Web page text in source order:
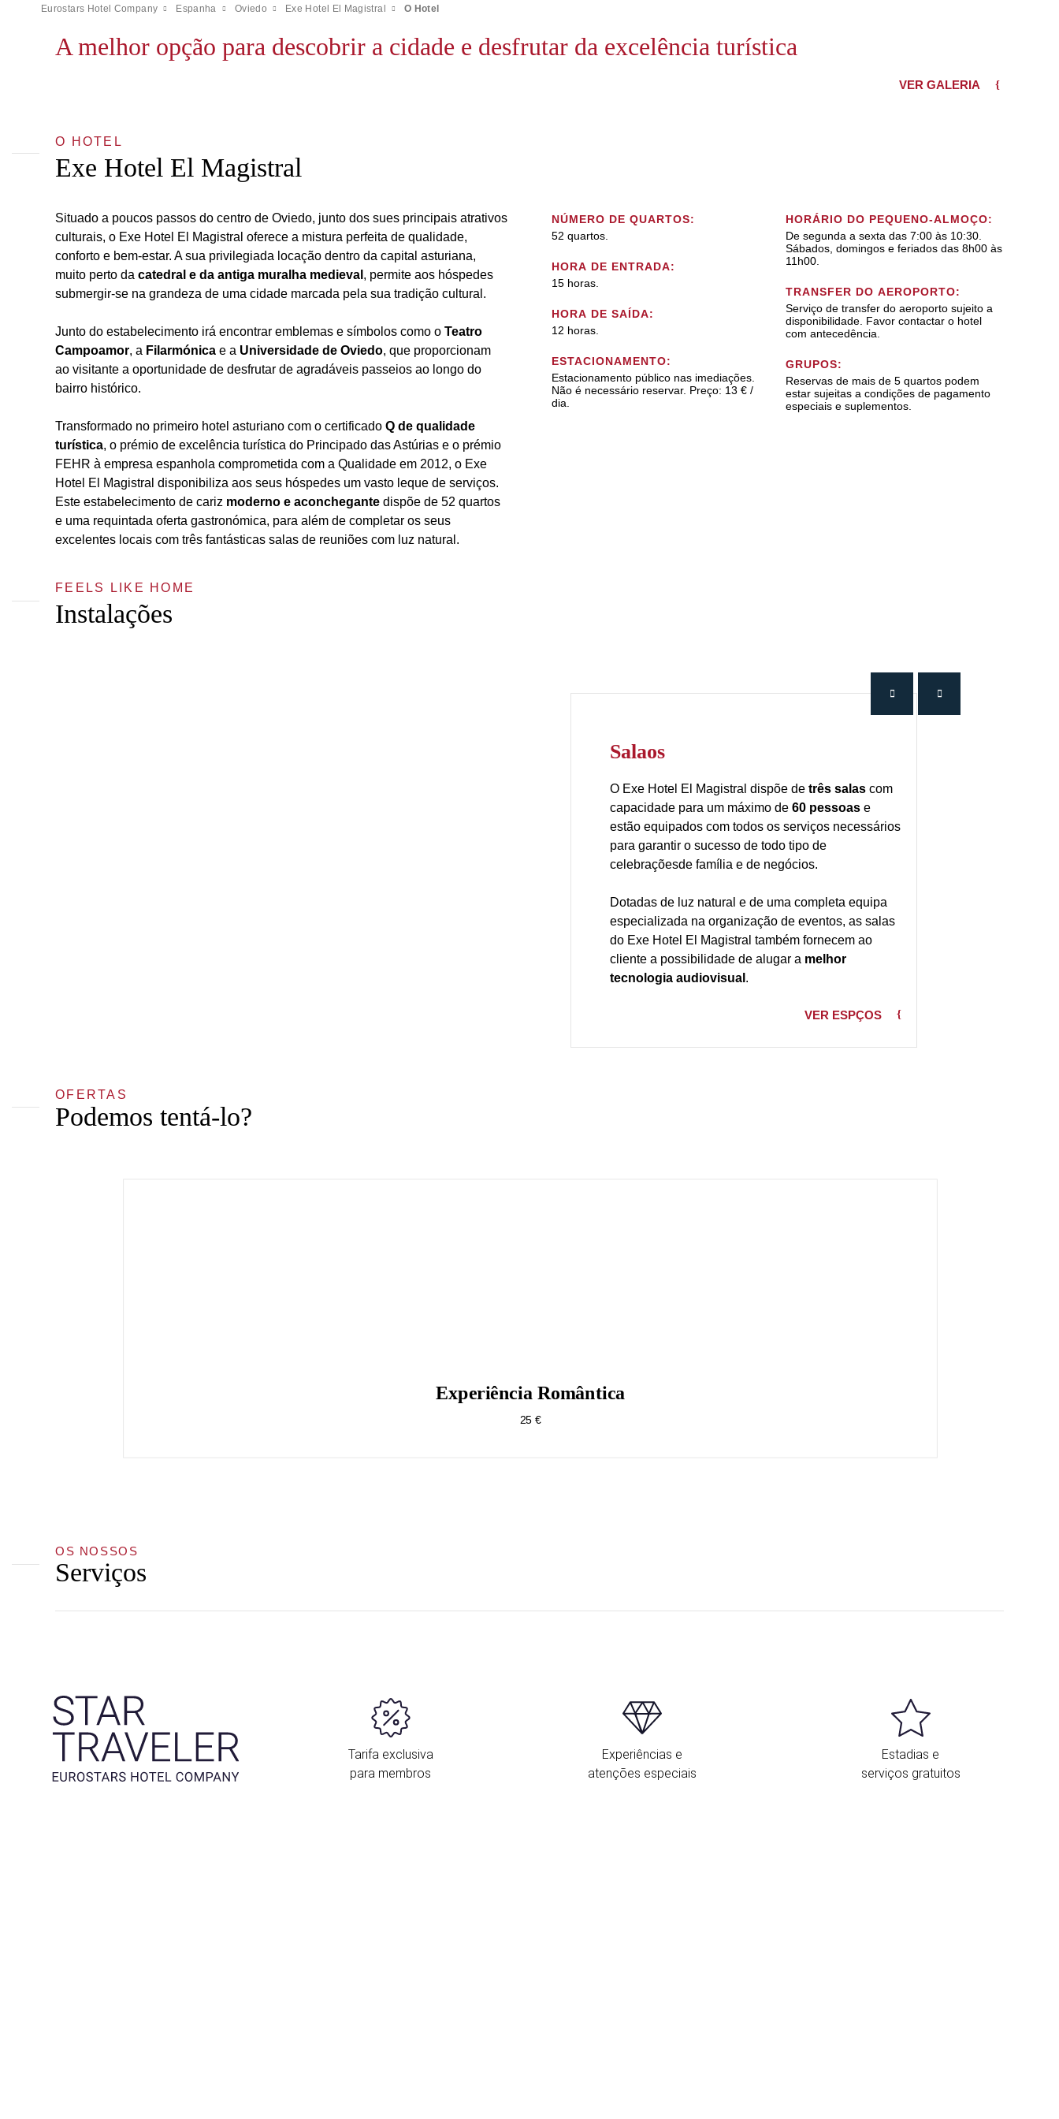
Eurostars Hotel Company Espanha Oviedo Exe Hotel El Magistral O Hotel
A melhor opção para descobrir a cidade e desfrutar da excelência turística
VER GALERIA
O HOTEL
Exe Hotel El Magistral
Situado a poucos passos do centro de Oviedo, junto dos sues principais atrativos
culturais, o Exe Hotel El Magistral oferece a mistura perfeita de qualidade,
conforto e bem-estar. A sua privilegiada locação dentro da capital asturiana,
muito perto da catedral e da antiga muralha medieval , permite aos hóspedes
submergir-se na grandeza de uma cidade marcada pela sua tradição cultural.
Junto do estabelecimento irá encontrar emblemas e símbolos como o Teatro
Campoamor, a Filarmónica e a Universidade de Oviedo, que proporcionam
ao visitante a oportunidade de desfrutar de agradáveis passeios ao longo do
bairro histórico.
Transformado no primeiro hotel asturiano com o certificado Q de qualidade
turística, o prémio de excelência turística do Principado das Astúrias e o prémio
FEHR à empresa espanhola comprometida com a Qualidade em 2012, o Exe
Hotel El Magistral disponibiliza aos seus hóspedes um vasto leque de serviços.
Este estabelecimento de cariz moderno e aconchegante dispõe de 52 quartos
e uma requintada oferta gastronómica, para além de completar os seus
excelentes locais com três fantásticas salas de reuniões com luz natural.
NÚMERO DE QUARTOS:
52 quartos.
HORA DE ENTRADA:
15 horas.
HORA DE SAÍDA:
12 horas.
ESTACIONAMENTO:
Estacionamento público nas imediações.
Não é necessário reservar. Preço: 13 € /
dia.
HORÁRIO DO PEQUENO-ALMOÇO:
De segunda a sexta das 7:00 às 10:30.
Sábados, domingos e feriados das 8h00 às
11h00.
TRANSFER DO AEROPORTO:
Serviço de transfer do aeroporto sujeito a
disponibilidade. Favor contactar o hotel
com antecedência.
GRUPOS:
Reservas de mais de 5 quartos podem
estar sujeitas a condições de pagamento
especiais e suplementos.
FEELS LIKE HOME
Instalações
Salaos
O Exe Hotel El Magistral dispõe de três salas com
capacidade para um máximo de 60 pessoas e
estão equipados com todos os serviços necessários
para garantir o sucesso de todo tipo de
celebraçõesde família e de negócios.
Dotadas de luz natural e de uma completa equipa
especializada na organização de eventos, as salas
do Exe Hotel El Magistral também fornecem ao
cliente a possibilidade de alugar a melhor
tecnologia audiovisual .
VER ESPÇOS
OFERTAS
Podemos tentá-lo?
Experiência Romântica
25 €
OS NOSSOS
Serviços
Tarifa exclusiva
para membros
Experiências e
atenções especiais
Estadias e
serviços gratuitos